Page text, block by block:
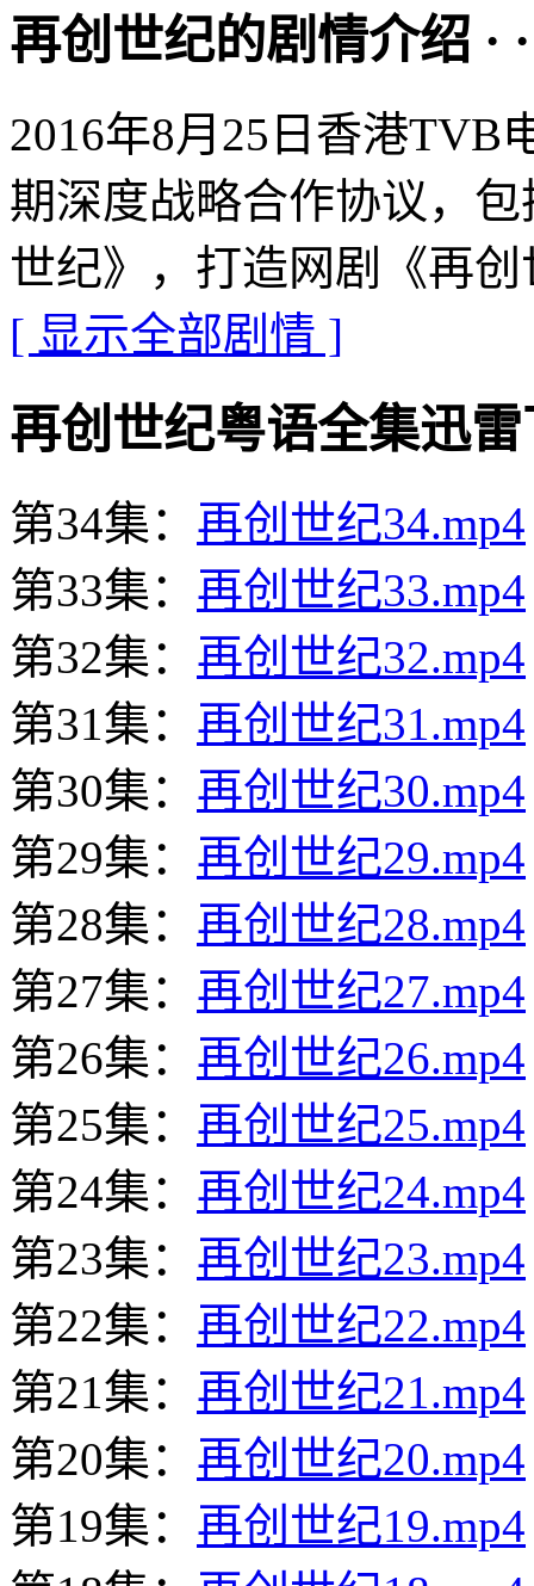
再创世纪的剧情介绍 · ·
2016年8月25日香港TVB
期深度战略合作协议，
世纪》，打造网剧《再
[ 显示全部剧情 ]
再创世纪粤语全集迅雷
第34集： 再创世纪34.mp4
第33集： 再创世纪33.mp4
第32集： 再创世纪32.mp4
第31集： 再创世纪31.mp4
第30集： 再创世纪30.mp4
第29集： 再创世纪29.mp4
第28集： 再创世纪28.mp4
第27集： 再创世纪27.mp4
第26集： 再创世纪26.mp4
第25集： 再创世纪25.mp4
第24集： 再创世纪24.mp4
第23集： 再创世纪23.mp4
第22集： 再创世纪22.mp4
第21集： 再创世纪21.mp4
第20集： 再创世纪20.mp4
第19集： 再创世纪19.mp4